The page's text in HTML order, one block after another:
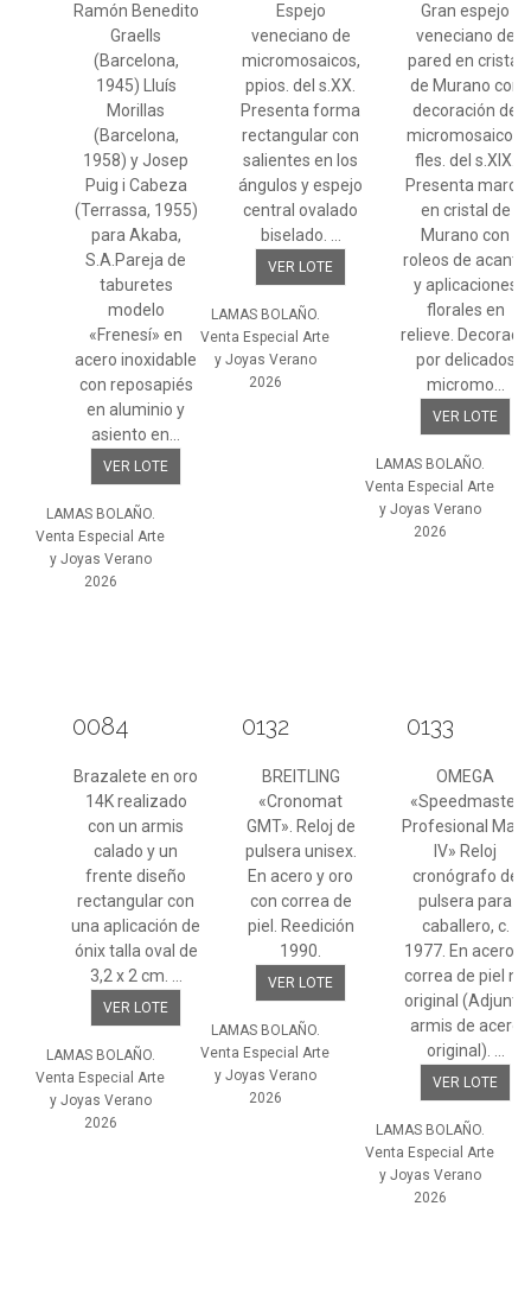
Ramón Benedito
Graells
(Barcelona,
1945) Lluís
Morillas
(Barcelona,
1958) y Josep
Puig i Cabeza
(Terrassa, 1955)
para Akaba,
S.A.Pareja de
taburetes
modelo
«Frenesí» en
acero inoxidable
con reposapiés
en aluminio y
asiento en...
VER LOTE
LAMAS BOLAÑO.
Venta Especial Arte
y Joyas Verano
2026
Espejo
veneciano de
micromosaicos,
ppios. del s.XX.
Presenta forma
rectangular con
salientes en los
ángulos y espejo
central ovalado
biselado. ...
VER LOTE
LAMAS BOLAÑO.
Venta Especial Arte
y Joyas Verano
2026
Gran espejo
veneciano de
pared en cristal
de Murano con
decoración de
micromosaicos,
fles. del s.XIX.
Presenta marco
en cristal de
Murano con
roleos de acanto
y aplicaciones
florales en
relieve. Decorado
por delicados
micromo...
VER LOTE
LAMAS BOLAÑO.
Venta Especial Arte
y Joyas Verano
2026
0084
Brazalete en oro
14K realizado
con un armis
calado y un
frente diseño
rectangular con
una aplicación de
ónix talla oval de
3,2 x 2 cm. ...
VER LOTE
LAMAS BOLAÑO.
Venta Especial Arte
y Joyas Verano
2026
0132
BREITLING
«Cronomat
GMT». Reloj de
pulsera unisex.
En acero y oro
con correa de
piel. Reedición
1990.
VER LOTE
LAMAS BOLAÑO.
Venta Especial Arte
y Joyas Verano
2026
0133
OMEGA
«Speedmaster
Profesional Mark
IV» Reloj
cronógrafo de
pulsera para
caballero, c.
1977. En acero y
correa de piel no
original (Adjunta
armis de acero
original). ...
VER LOTE
LAMAS BOLAÑO.
Venta Especial Arte
y Joyas Verano
2026